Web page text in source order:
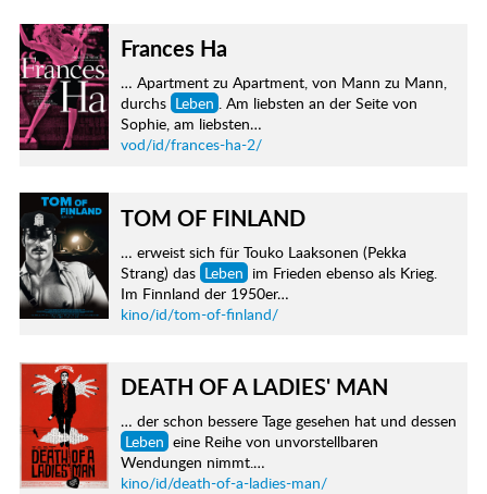
Frances Ha
… Apartment zu Apartment, von Mann zu Mann,
durchs Leben . Am liebsten an der Seite von
Sophie, am liebsten…
vod/id/frances-ha-2/
TOM OF FINLAND
… erweist sich für Touko Laaksonen (Pekka
Strang) das Leben im Frieden ebenso als Krieg.
Im Finnland der 1950er…
kino/id/tom-of-finland/
DEATH OF A LADIES' MAN
… der schon bessere Tage gesehen hat und dessen
Leben eine Reihe von unvorstellbaren
Wendungen nimmt.…
kino/id/death-of-a-ladies-man/